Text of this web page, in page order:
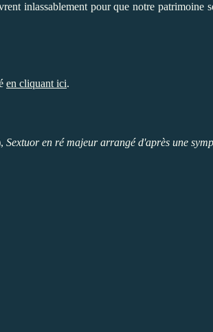
inlassablement pour que notre patrimoine
en cliquant ici.
Sextuor en ré majeur arrangé d'après une